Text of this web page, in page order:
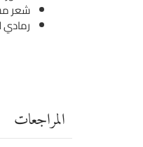
شعر
المراجعات